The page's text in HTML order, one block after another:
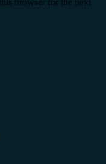
browser for the next